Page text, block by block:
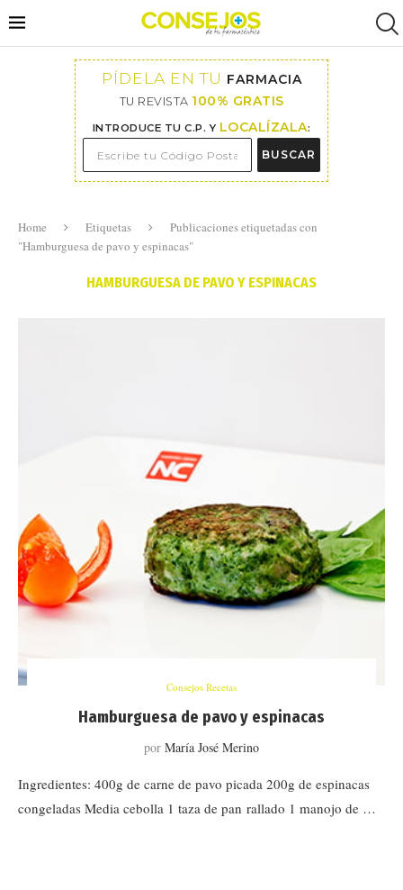
PÍDELA EN TU FARMACIA
TU REVISTA 100% GRATIS
INTRODUCE TU C.P. Y LOCALÍZALA:
BUSCAR
Home Etiquetas
Publicaciones etiquetadas con
"Hamburguesa de pavo y espinacas"
HAMBURGUESA DE PAVO Y ESPINACAS
Consejos Recetas
Hamburguesa de pavo y espinacas
por María José Merino
Ingredientes: 400g de carne de pavo picada 200g de espinacas
congeladas Media cebolla 1 taza de pan rallado 1 manojo de …